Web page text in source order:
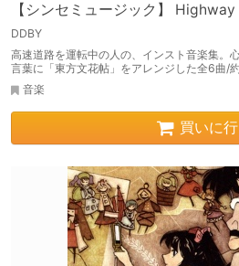
【シンセミュージック】
DDBY
高速道路を運転中の人の、インスト音楽集。
言葉に「東方文花帖」をアレンジした全6曲/約
音楽
買いに行